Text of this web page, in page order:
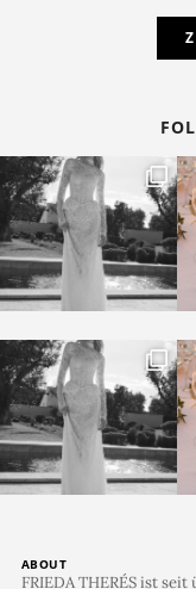
ABOUT
FRIEDA THERÉS ist